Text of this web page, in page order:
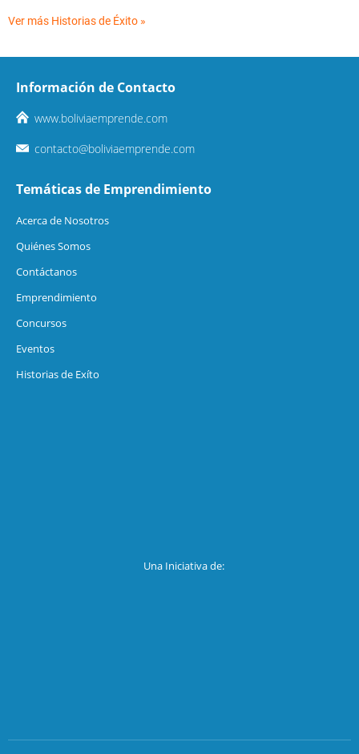
Ver más Historias de Éxito »
Información de Contacto
www.boliviaemprende.com
contacto@boliviaemprende.com
Temáticas de Emprendimiento
Acerca de Nosotros
Quiénes Somos
Contáctanos
Emprendimiento
Concursos
Eventos
Historias de Exíto
Una Iniciativa de: